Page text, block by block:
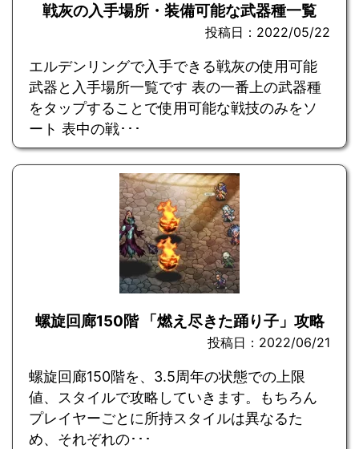
戦灰の入手場所・装備可能な武器種一覧
投稿日：2022/05/22
エルデンリングで入手できる戦灰の使用可能
武器と入手場所一覧です 表の一番上の武器種
をタップすることで使用可能な戦技のみをソ
ート 表中の戦･･･
螺旋回廊150階 「燃え尽きた踊り子」攻略
投稿日：2022/06/21
螺旋回廊150階を、3.5周年の状態での上限
値、スタイルで攻略していきます。もちろん
プレイヤーごとに所持スタイルは異なるた
め、それぞれの･･･